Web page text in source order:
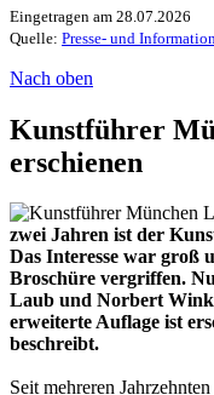
Eingetragen am 28.07.2026
Quelle: Presse- und
Nach oben
Kunstführer
erschienen
zwei Jahren ist der
Das Interesse war groß
Broschüre vergriffen.
Laub und Norbert
erweiterte Auflage ist
beschreibt.
Seit mehreren